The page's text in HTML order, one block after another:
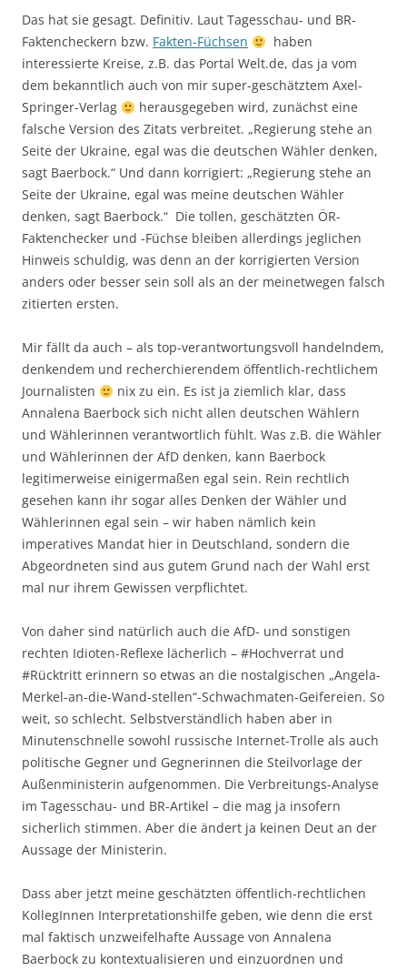
Das hat sie gesagt. Definitiv. Laut Tagesschau- und BR-
Faktencheckern bzw. Fakten-Füchsen
haben
interessierte Kreise, z.B. das Portal Welt.de, das ja vom
dem bekanntlich auch von mir super-geschätztem Axel-
Springer-Verlag
herausgegeben wird, zunächst eine
falsche Version des Zitats verbreitet. „Regierung stehe an
Seite der Ukraine, egal was die deutschen Wähler denken,
sagt Baerbock.“ Und dann korrigiert: „Regierung stehe an
Seite der Ukraine, egal was meine deutschen Wähler
denken, sagt Baerbock.“ Die tollen, geschätzten ÖR-
Faktenchecker und -Füchse bleiben allerdings jeglichen
Hinweis schuldig, was denn an der korrigierten Version
anders oder besser sein soll als an der meinetwegen falsch
zitierten ersten.
Mir fällt da auch – als top-verantwortungsvoll handelndem,
denkendem und recherchierendem öffentlich-rechtlichem
Journalisten
nix zu ein. Es ist ja ziemlich klar, dass
Annalena Baerbock sich nicht allen deutschen Wählern
und Wählerinnen verantwortlich fühlt. Was z.B. die Wähler
und Wählerinnen der AfD denken, kann Baerbock
legitimerweise einigermaßen egal sein. Rein rechtlich
gesehen kann ihr sogar alles Denken der Wähler und
Wählerinnen egal sein – wir haben nämlich kein
imperatives Mandat hier in Deutschland, sondern die
Abgeordneten sind aus gutem Grund nach der Wahl erst
mal nur ihrem Gewissen verpflichtet.
Von daher sind natürlich auch die AfD- und sonstigen
rechten Idioten-Reflexe lächerlich – #Hochverrat und
#Rücktritt erinnern so etwas an die nostalgischen „Angela-
Merkel-an-die-Wand-stellen“-Schwachmaten-Geifereien. So
weit, so schlecht. Selbstverständlich haben aber in
Minutenschnelle sowohl russische Internet-Trolle als auch
politische Gegner und Gegnerinnen die Steilvorlage der
Außenministerin aufgenommen. Die Verbreitungs-Analyse
im Tagesschau- und BR-Artikel – die mag ja insofern
sicherlich stimmen. Aber die ändert ja keinen Deut an der
Aussage der Ministerin.
Dass aber jetzt meine geschätzten öffentlich-rechtlichen
KollegInnen Interpretationshilfe geben, wie denn die erst
mal faktisch unzweifelhafte Aussage von Annalena
Baerbock zu kontextualisieren und einzuordnen und